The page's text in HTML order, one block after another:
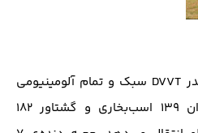
پیشرانه‌ی ۲ لیتری چهار سیلندر DVVT سبک و تمام آلومینیومی
توان ۱۳۹ اسب‌بخاری و گشتاور ۱۸۲